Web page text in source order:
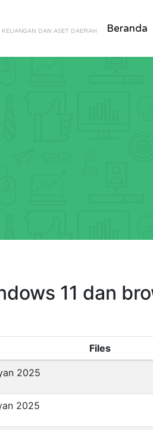
DAN ASET DAERAH
Beranda
11 dan
Files
2025
2025